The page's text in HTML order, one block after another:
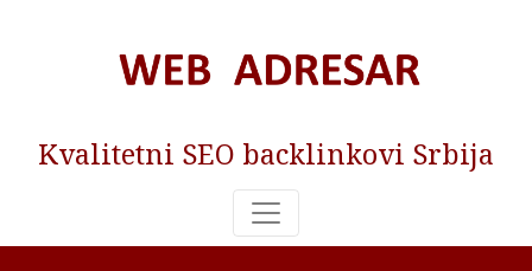
Kvalitetni SEO backlinkovi Srbija